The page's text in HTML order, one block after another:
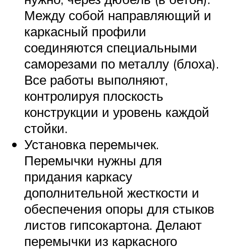
Между собой направляющий и
каркасный профили
соединяются специальными
саморезами по металлу (блоха).
Все работы выполняют,
контролируя плоскость
конструкции и уровень каждой
стойки.
Установка перемычек.
Перемычки нужны для
придания каркасу
дополнительной жесткости и
обеспечения опоры для стыков
листов гипсокартона. Делают
перемычки из каркасного